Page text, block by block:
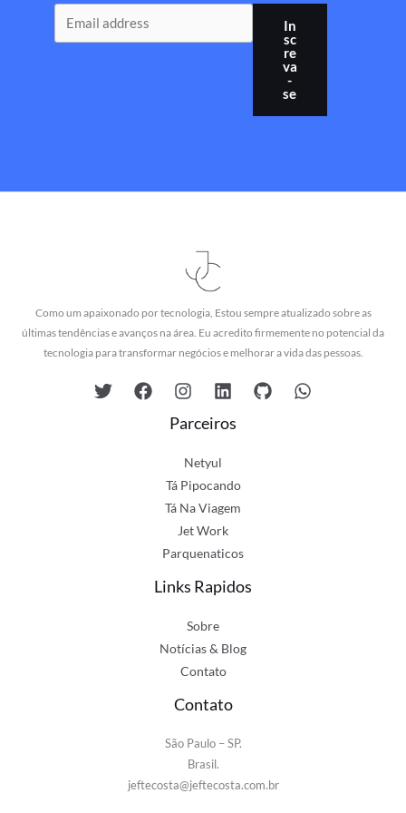
In
sc
re
va
-
se
Como um apaixonado por tecnologia, Estou sempre atualizado sobre as
últimas tendências e avanços na área. Eu acredito firmemente no potencial da
tecnologia para transformar negócios e melhorar a vida das pessoas.
Parceiros
Netyul
Tá Pipocando
Tá Na Viagem
Jet Work
Parquenaticos
Links Rapidos
Sobre
Notícias & Blog
Contato
Contato
São Paulo – SP.
Brasil.
jeftecosta@jeftecosta.com.br